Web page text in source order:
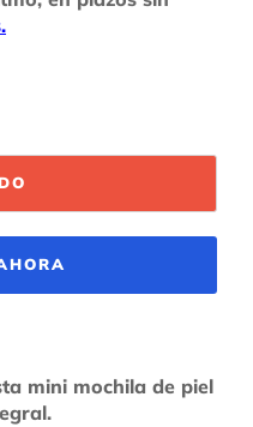
mini mochila de piel